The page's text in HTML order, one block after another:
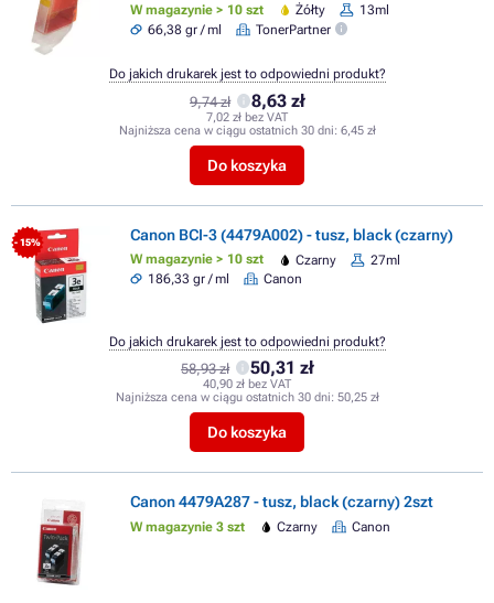
W magazynie > 10 szt Żółty
13ml
66,38 gr / ml
TonerPartner
9,74 zł 8,63 zł
7,02 zł bez VAT
Najniższa cena w ciągu ostatnich 30 dni: 6,45 zł
Do koszyka
Do jakich drukarek jest to odpowiedni produkt?
- 15% Canon BCI-3 (4479A002) - tusz, black (czarny)
W magazynie > 10 szt Czarny
27ml
186,33 gr / ml
Canon
58,93 zł 50,31 zł
40,90 zł bez VAT
Najniższa cena w ciągu ostatnich 30 dni: 50,25 zł
Do koszyka
Do jakich drukarek jest to odpowiedni produkt?
Canon 4479A287 - tusz, black (czarny) 2szt
W magazynie 3 szt Czarny Canon